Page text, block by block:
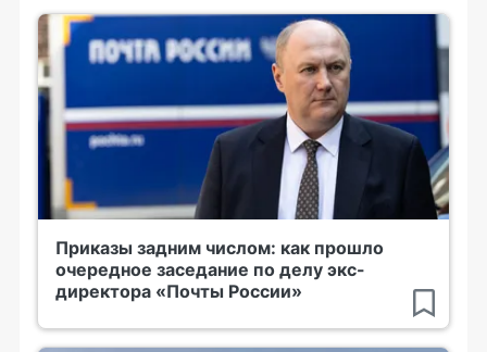
Приказы задним числом: как прошло
очередное заседание по делу экс-
директора «Почты России»